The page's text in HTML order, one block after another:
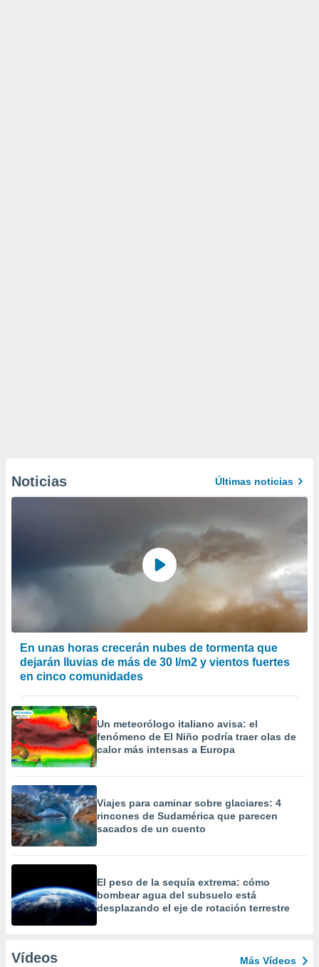
Noticias Últimas noticias
En unas horas crecerán nubes de tormenta que
dejarán lluvias de más de 30 l/m2 y vientos fuertes
en cinco comunidades
Un meteorólogo italiano avisa: el
fenómeno de El Niño podría traer olas de
calor más intensas a Europa
Viajes para caminar sobre glaciares: 4
rincones de Sudamérica que parecen
sacados de un cuento
El peso de la sequía extrema: cómo
bombear agua del subsuelo está
desplazando el eje de rotación terrestre
Vídeos Más Vídeos